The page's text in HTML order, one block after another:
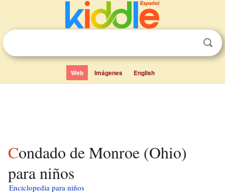
Web Imágenes English
Condado de Monroe (Ohio)
para niños
Enciclopedia para niños